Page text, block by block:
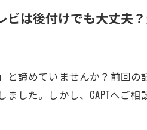
ビは後付けでも大丈夫
と諦めていませんか？前回
した。しかし、CAPTへご相